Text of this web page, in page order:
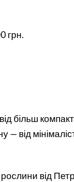
грн.
більш
від
від